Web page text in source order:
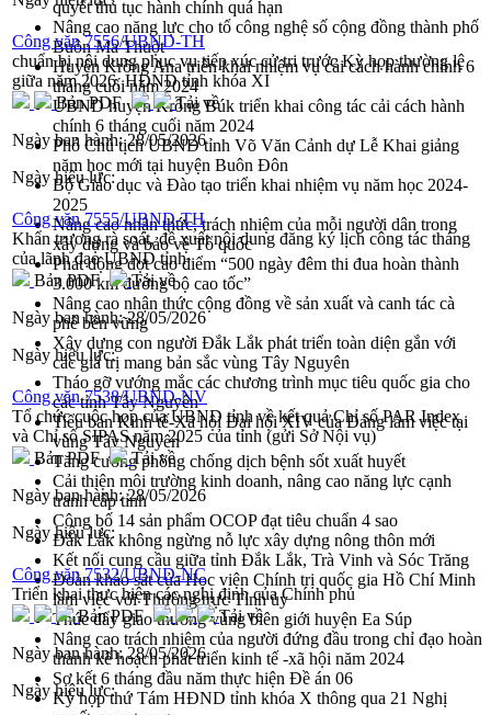
quyết thủ tục hành chính quá hạn
Nâng cao năng lực cho tổ công nghệ số cộng đồng thành phố
Buôn Ma Thuột
Huyện Krông Ana triển khai nhiệm vụ cải cách hành chính 6
tháng cuối năm 2024
UBND huyện Krông Búk triển khai công tác cải cách hành
chính 6 tháng cuối năm 2024
Phó Chủ tịch UBND tỉnh Võ Văn Cảnh dự Lễ Khai giảng
năm học mới tại huyện Buôn Đôn
Bộ Giáo dục và Đào tạo triển khai nhiệm vụ năm học 2024-
2025
Nâng cao nhận thức, trách nhiệm của mỗi người dân trong
xây dựng và bảo vệ Tổ quốc
Phát động đợt cao điểm “500 ngày đêm thi đua hoàn thành
3.000 km đường bộ cao tốc”
Nâng cao nhận thức cộng đồng về sản xuất và canh tác cà
phê bền vững
Xây dựng con người Đắk Lắk phát triển toàn diện gắn với
các giá trị mang bản sắc vùng Tây Nguyên
Tháo gỡ vướng mắc các chương trình mục tiêu quốc gia cho
các tỉnh Tây Nguyên
Tiểu ban Kinh tế-Xã hội Đại hội XIV của Đảng làm việc tại
vùng Tây Nguyên
Tăng cường phòng chống dịch bệnh sốt xuất huyết
Cải thiện môi trường kinh doanh, nâng cao năng lực cạnh
tranh cấp tỉnh
Công bố 14 sản phẩm OCOP đạt tiêu chuẩn 4 sao
Đắk Lắk không ngừng nỗ lực xây dựng nông thôn mới
Kết nối cung cầu giữa tỉnh Đắk Lắk, Trà Vinh và Sóc Trăng
Đoàn khảo sát của Học viện Chính trị quốc gia Hồ Chí Minh
làm việc với Thường trực Tỉnh ủy
Thúc đẩy giao thương vùng biên giới huyện Ea Súp
Nâng cao trách nhiệm của người đứng đầu trong chỉ đạo hoàn
thành kế hoạch phát triển kinh tế -xã hội năm 2024
Sơ kết 6 tháng đầu năm thực hiện Đề án 06
Kỳ họp thứ Tám HĐND tỉnh khóa X thông qua 21 Nghị
Công văn 7556/UBND-TH
chuẩn bị nội dung phục vụ tiếp xúc cử tri trước Kỳ họp thường lệ
giữa năm 2026, HĐND tỉnh khóa XI
Bản PDF
Tải về
Ngày ban hành:28/05/2026
Ngày hiệu lực:
Công văn 7555/UBND-TH
Khẩn trương rà soát, đề xuất nội dung đăng ký lịch công tác tháng
của lãnh đạo UBND tỉnh
Bản PDF
Tải về
Ngày ban hành:28/05/2026
Ngày hiệu lực:
Công văn 7538/UBND-NV
Tổ chức cuộc họp của UBND tỉnh về kết quả Chỉ số PAR Index
và Chỉ số SIPAS năm 2025 của tỉnh (gửi Sở Nội vụ)
Bản PDF
Tải về
Ngày ban hành:28/05/2026
Ngày hiệu lực:
Công văn 7532/UBND-NC
Triển khai thực hiện các nghị định của Chính phủ
Bản PDF
Tải về
Ngày ban hành:28/05/2026
Ngày hiệu lực: